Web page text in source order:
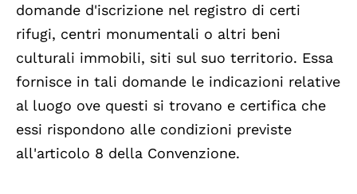
domande d'iscrizione nel registro di certi
rifugi, centri monumentali o altri beni
culturali immobili, siti sul suo territorio. Essa
fornisce in tali domande le indicazioni relative
al luogo ove questi si trovano e certifica che
essi rispondono alle condizioni previste
all'articolo 8 della Convenzione.